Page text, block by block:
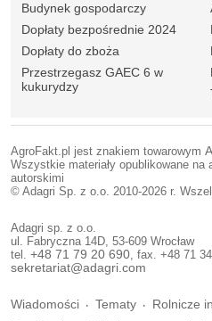
Budynek gospodarczy
Dopłaty bezpośrednie 2024
Dopłaty do zboża
Przestrzegasz GAEC 6 w
kukurydzy
AgroFakt.pl jest znakiem towarowym
Wszystkie materiały opublikowane na
autorskimi
© Adagri Sp. z o.o. 2010-2026 r.
Adagri sp. z o.o.
ul. Fabryczna 14D, 53-609 Wrocław
tel. +48 71 79 20 690 , fax. +48 71
sekretariat@adagri.com
Wiadomości Tematy Rolnicze